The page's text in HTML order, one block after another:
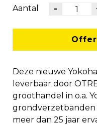
Aantal -
Deze nieuwe
leverbaar door
groothandel in o.a.
meer dan 25 jaar